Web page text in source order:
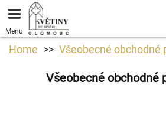
Menu
Home Všeobecné obchodné
Všeobecné obchodné